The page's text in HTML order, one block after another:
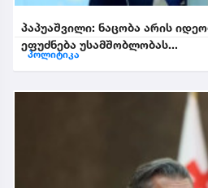
პაპუაშვილი: ნაცობა არის
ეფუძნება უსამშობლობას...
პოლიტიკა